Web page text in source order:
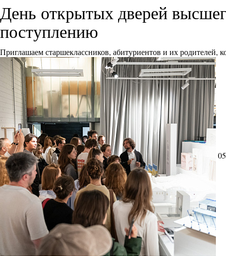
День открытых дверей
поступлению
Приглашаем старшеклассников, абитуриентов и их родителей,